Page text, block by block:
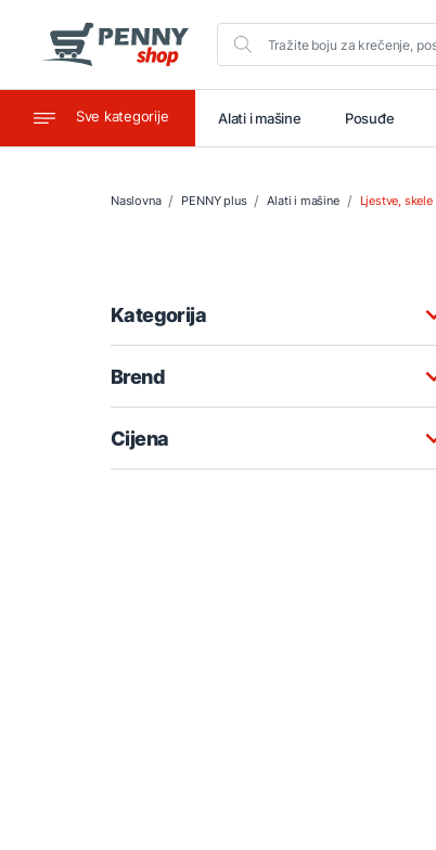
Sve kategorije
Ugostiteljstvo Alati i mašine Posuđe
Naslovna PENNY plus Alati i mašine Ljestve, skele
Kategorija
Brend
Cijena